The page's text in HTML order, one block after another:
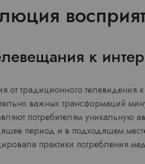
к
от традиционного телевидения
важных трансформаций
потребителям уникальную
период и в подходящем
практики потребления